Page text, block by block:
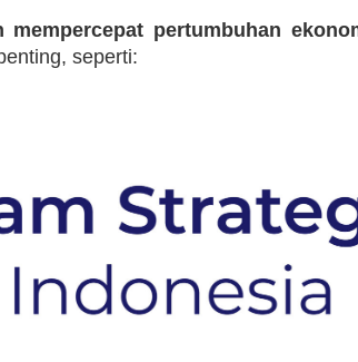
mempercepat pertumbuhan
seperti: